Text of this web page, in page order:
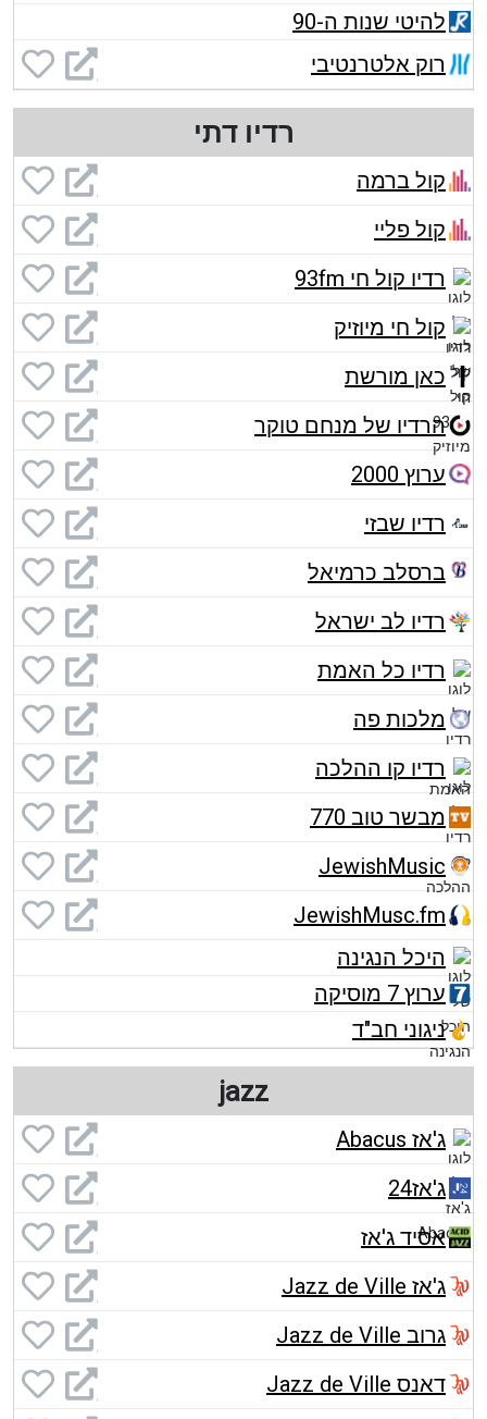
להיטי שנות ה-90
רוק אלטרנטיבי
רדיו דתי
קול ברמה
קול פליי
רדיו קול חי 93fm
קול חי מיוזיק
כאן מורשת
הרדיו של מנחם טוקר
ערוץ 2000
רדיו שבזי
ברסלב כרמיאל
רדיו לב ישראל
רדיו כל האמת
מלכות פה
רדיו קו ההלכה
מבשר טוב 770
JewishMusic
JewishMusc.fm
היכל הנגינה
ערוץ 7 מוסיקה
ניגוני חב"ד
jazz
ג'אז Abacus
ג'אז24
אסיד ג'אז
ג'אז Jazz de Ville
גרוב Jazz de Ville
דאנס Jazz de Ville